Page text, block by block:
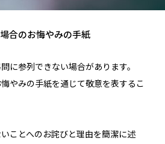
合のお悔やみの手紙
に参列できない場合があります。
やみの手紙を通じて敬意を表するこ
ことへのお詫びと理由を簡潔に述